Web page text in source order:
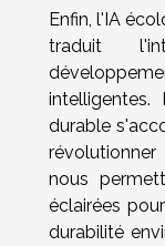
Enfin, l'IA
traduit
intelligentes.
durable
nous
éclairées
durabilité